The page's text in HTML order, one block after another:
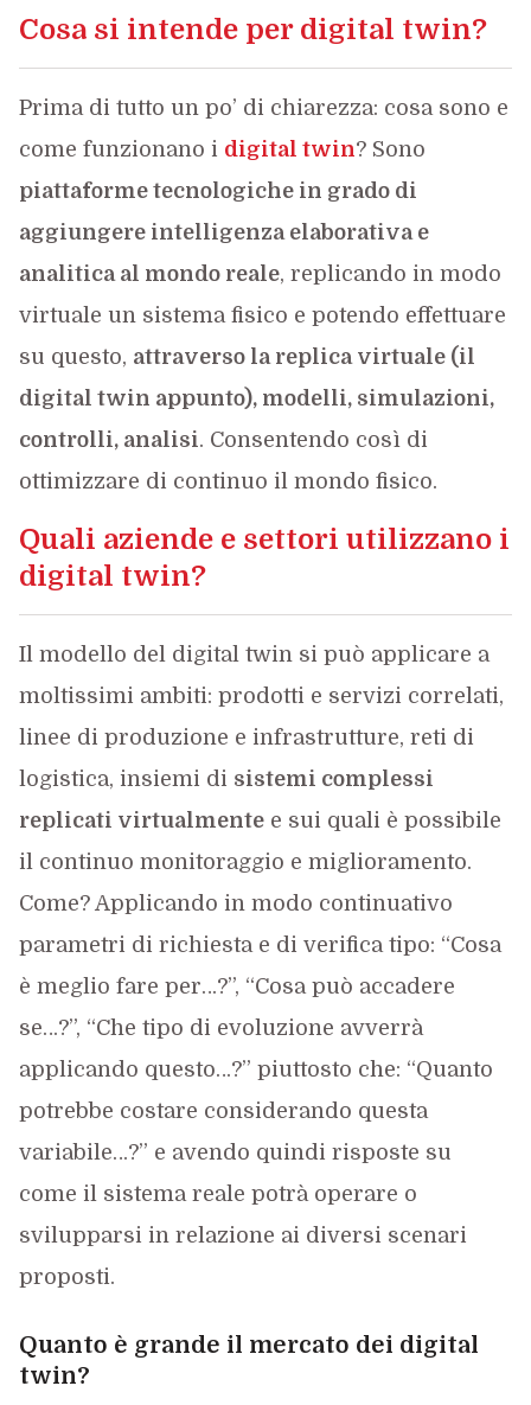
Cosa si intende per digital twin?
Prima di tutto un po’ di chiarezza: cosa sono e
come funzionano i digital twin? Sono
piattaforme tecnologiche in grado di
aggiungere intelligenza elaborativa e
analitica al mondo reale, replicando in modo
virtuale un sistema fisico e potendo effettuare
su questo, attraverso la replica virtuale (il
digital twin appunto), modelli, simulazioni,
controlli, analisi. Consentendo così di
ottimizzare di continuo il mondo fisico.
Quali aziende e settori utilizzano i
digital twin?
Il modello del digital twin si può applicare a
moltissimi ambiti: prodotti e servizi correlati,
linee di produzione e infrastrutture, reti di
logistica, insiemi di sistemi complessi
replicati virtualmentee sui quali è possibile
il continuo monitoraggio e miglioramento.
Come? Applicando in modo continuativo
parametri di richiesta e di verifica tipo: “Cosa
è meglio fare per…?”, “Cosa può accadere
se…?”, “Che tipo di evoluzione avverrà
applicando questo…?” piuttosto che: “Quanto
potrebbe costare considerando questa
variabile…?” e avendo quindi risposte su
come il sistema reale potrà operare o
svilupparsi in relazione ai diversi scenari
proposti.
Quanto è grande il mercato dei digital
twin?